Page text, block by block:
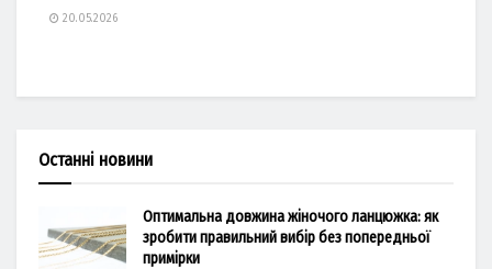
20.05.2026
Останні новини
Оптимальна довжина жіночого ланцюжка: як
зробити правильний вибір без попередньої
примірки